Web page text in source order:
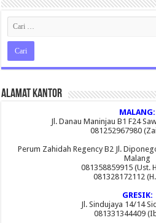
Alamat Kantor
MALANG:
Jl. Danau Maninjau B1 F24
081252967980
Perum Zahidah Regency B2 Jl.
Malang
081358859915 (Ust.
081328172112
GRESIK:
Jl. Sindujaya 14/14
081331344409